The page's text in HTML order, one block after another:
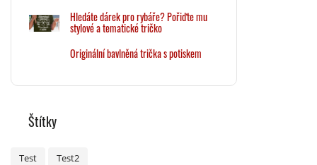
Hledáte dárek pro rybáře? Pořiďte mu
stylové a tematické tričko
Originální bavlněná trička s potiskem
Štítky
Test Test2